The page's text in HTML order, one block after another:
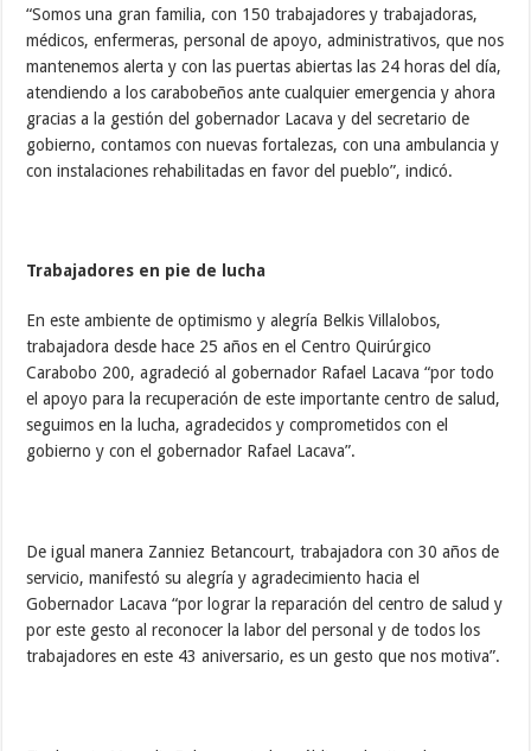
“Somos una gran familia, con 150 trabajadores y trabajadoras,
médicos, enfermeras, personal de apoyo, administrativos, que nos
mantenemos alerta y con las puertas abiertas las 24 horas del día,
atendiendo a los carabobeños ante cualquier emergencia y ahora
gracias a la gestión del gobernador Lacava y del secretario de
gobierno, contamos con nuevas fortalezas, con una ambulancia y
con instalaciones rehabilitadas en favor del pueblo”, indicó.
Trabajadores en pie de lucha
En este ambiente de optimismo y alegría Belkis Villalobos,
trabajadora desde hace 25 años en el Centro Quirúrgico
Carabobo 200, agradeció al gobernador Rafael Lacava “por todo
el apoyo para la recuperación de este importante centro de salud,
seguimos en la lucha, agradecidos y comprometidos con el
gobierno y con el gobernador Rafael Lacava”.
De igual manera Zanniez Betancourt, trabajadora con 30 años de
servicio, manifestó su alegría y agradecimiento hacia el
Gobernador Lacava “por lograr la reparación del centro de salud y
por este gesto al reconocer la labor del personal y de todos los
trabajadores en este 43 aniversario, es un gesto que nos motiva”.